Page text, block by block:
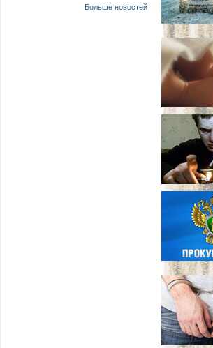
Больше новостей